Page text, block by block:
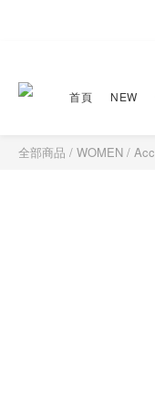
首頁 NEW
全部商品 / WOMEN /